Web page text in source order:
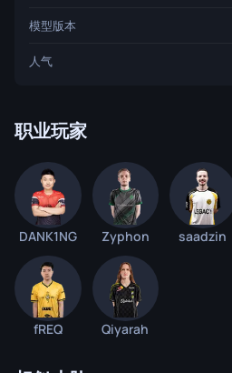
模型版本
人气
职业玩家
DANK1NG Zyphon saadzin
fREQ Qiyarah